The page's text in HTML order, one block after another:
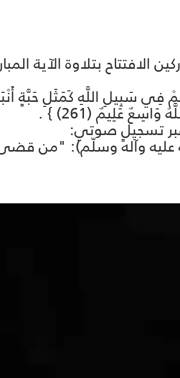
الافتتاح بتلاوة الآية
فِي سَبِيلِ اللَّهِ كَمَثَلِ حَبَّةٍ
عَلِيمٌ (261) } .
تسجيلٍ صوتي:
عليه وآله وسلّم): "من قضى